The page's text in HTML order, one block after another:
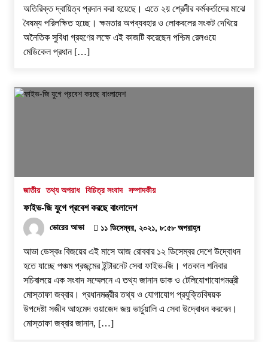
অতিরিক্ত দ্বায়িত্ব প্রদান করা হয়েছে। এতে ২য় শ্রেনীর কর্মকর্তাদের মাঝে
বৈষম্য পরিলক্ষিত হচ্ছে। ক্ষমতার অপব্যবহার ও লোকবলের সংকট দেখিয়ে
অনৈতিক সুবিধা গ্রহণের লক্ষে এই কাজটি করেছেন পশ্চিম রেলওয়ে
মেডিকেল প্রধান […]
জাতীয় তথ্য অপরাধ বিচিত্র সংবাদ সম্পাদকীয়
ফাইভ-জি যুগে প্রবেশ করছে বাংলাদেশ
ভোরের আভা ১১ ডিসেম্বর, ২০২১, ৮:৫৮ অপরাহ্ন
আভা ডেস্কঃ বিজয়ের এই মাসে আজ রোববার ১২ ডিসেম্বর দেশে উদ্বোধন
হতে যাচ্ছে পঞ্চম প্রজন্মের ইন্টারনেট সেবা ফাইভ-জি। গতকাল শনিবার
সচিবালয়ে এক সংবাদ সম্মেলনে এ তথ্য জানান ডাক ও টেলিযোগাযোগমন্ত্রী
মোস্তাফা জব্বার। প্রধানমন্ত্রীর তথ্য ও যোগাযোগ প্রযুক্তিবিষয়ক
উপদেষ্টা সজীব আহমেদ ওয়াজেদ জয় ভার্চুয়ালি এ সেবা উদ্বোধন করবেন।
মোস্তাফা জব্বার জানান, […]